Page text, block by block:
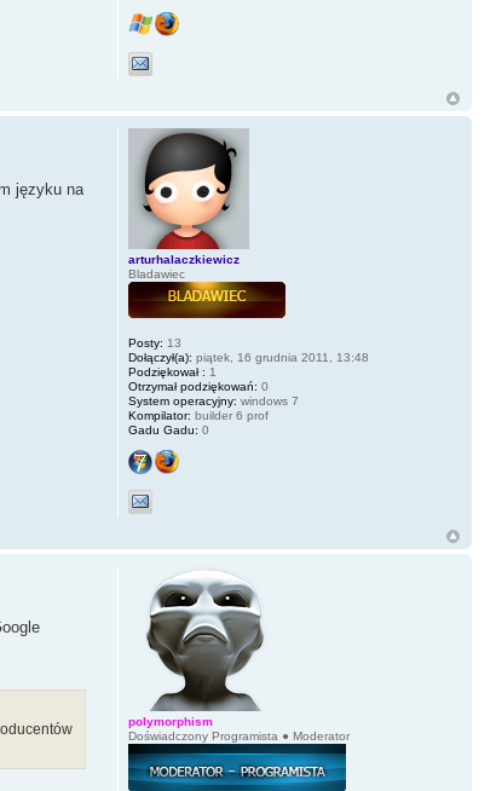
języku na
arturhalaczkiewicz
Bladawiec
Posty: 13
Dołączył(a): piątek, 16 grudnia 2011, 13:48
Podziękował : 1
Otrzymał podziękowań: 0
System operacyjny: windows 7
Kompilator: builder 6 prof
Gadu Gadu: 0
polymorphism
Doświadczony Programista ● Moderator